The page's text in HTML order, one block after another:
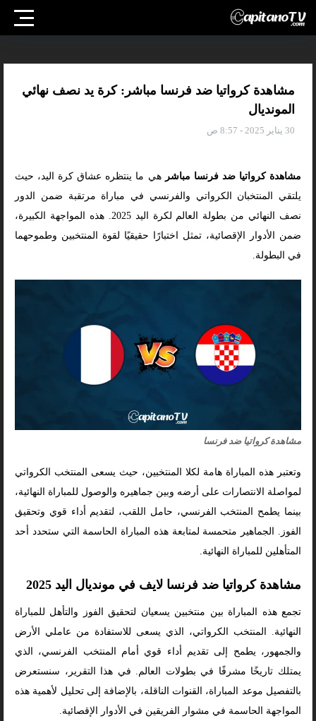
مشاهدة كرواتيا ضد فرنسا مباشر: كرة يد نصف نهائي
المونديال
30 يناير 2025 - 8:57 ص
مشاهدة كرواتيا ضد فرنسا مباشر هي ما ينتظره عشاق كرة اليد، حيث
يلتقي المنتخبان الكرواتي والفرنسي في مباراة مرتقبة ضمن الدور
نصف النهائي من بطولة العالم لكرة اليد 2025. هذه المواجهة الكبيرة،
ضمن الأدوار الإقصائية، تمثل اختبارًا حقيقيًا لقوة المنتخبين وطموحهما
في البطولة.
مشاهدة كرواتيا ضد فرنسا
وتعتبر هذه المباراة هامة لكلا المنتخبين، حيث يسعى المنتخب الكرواتي
لمواصلة الانتصارات على أرضه وبين جماهيره والوصول للمباراة النهائية،
بينما يطمح المنتخب الفرنسي، حامل اللقب، لتقديم أداء قوي وتحقيق
الفوز. الجماهير متحمسة لمتابعة هذه المباراة الحاسمة التي ستحدد أحد
المتأهلين للمباراة النهائية.
مشاهدة كرواتيا ضد فرنسا لايف في مونديال اليد 2025
تجمع هذه المباراة بين منتخبين يسعيان لتحقيق الفوز والتأهل للمباراة
النهائية. المنتخب الكرواتي، الذي يسعى للاستفادة من عاملي الأرض
والجمهور، يطمح إلى تقديم أداء قوي أمام المنتخب الفرنسي، الذي
يمتلك تاريخًا مشرفًا في بطولات العالم. في هذا التقرير، سنستعرض
بالتفصيل موعد المباراة، القنوات الناقلة، بالإضافة إلى تحليل لأهمية هذه
المواجهة الحاسمة في مشوار الفريقين في الأدوار الإقصائية.